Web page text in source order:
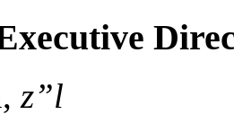
z”l